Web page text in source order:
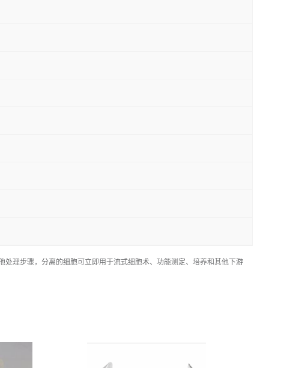
理步骤，分离的细胞可立即用于流式细胞术、功能测定、培养和其他下游